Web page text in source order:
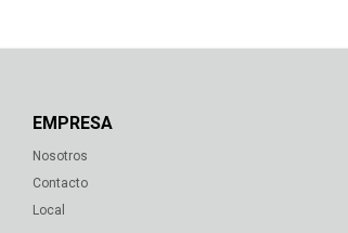
EMPRESA
Nosotros
Contacto
Local